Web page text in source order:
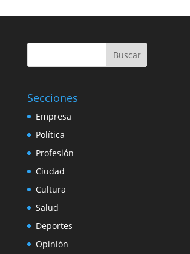
Buscar
Secciones
Empresa
Política
Profesión
Ciudad
Cultura
Salud
Deportes
Opinión